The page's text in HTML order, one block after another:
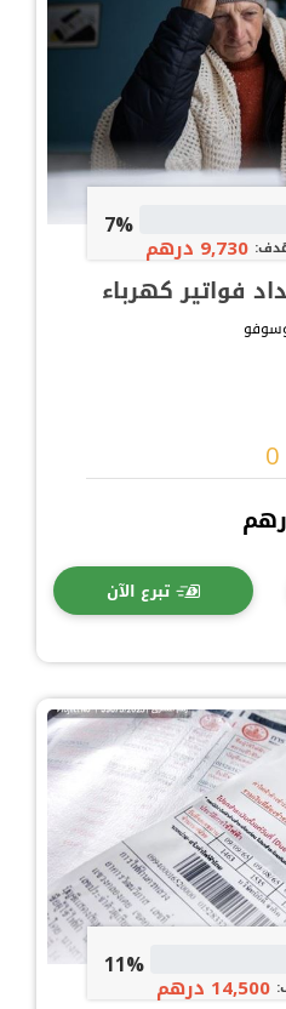
7%
9,730 درهم
فواتير كهرباء
تبرع الآن
11%
14,500 درهم